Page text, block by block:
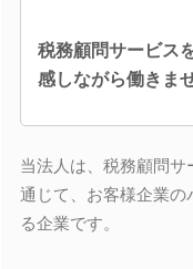
税務顧問サービス
感しながら働きま
当法人は、税務顧問
通じて、お客様企業の
る企業です。